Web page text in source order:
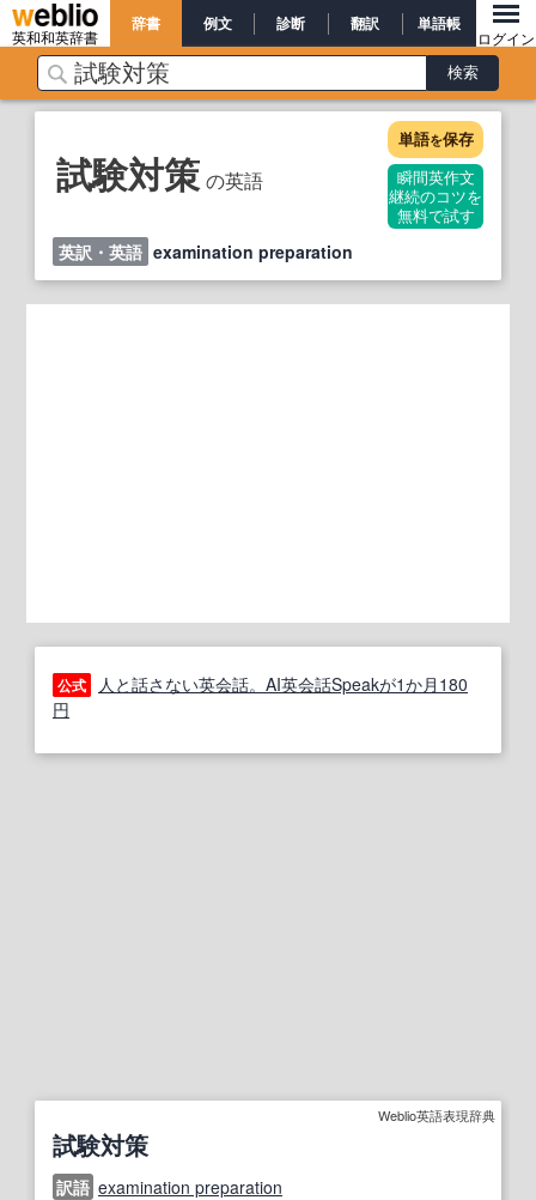
英和和英辞書
辞書 例文 診断 翻訳 単語帳
ログイン
試験対策 の英語
単語を保存
瞬間英作文
継続のコツを
無料で試す
英訳・英語 examination preparation
公式
人と話さない英会話。AI英会話Speakが1か月180
円
Weblio英語表現辞典
試験対策
訳語 examination preparation